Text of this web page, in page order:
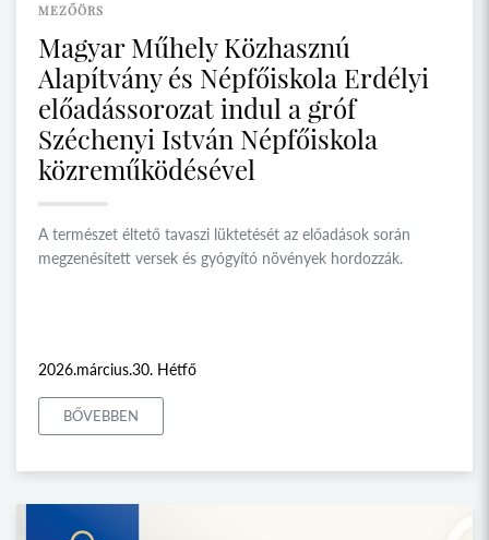
MEZŐÖRS
Magyar Műhely Közhasznú
Alapítvány és Népfőiskola Erdélyi
előadássorozat indul a gróf
Széchenyi István Népfőiskola
közreműködésével
A természet éltető tavaszi lüktetését az előadások során
megzenésített versek és gyógyító növények hordozzák.
2026.március.30. Hétfő
BŐVEBBEN